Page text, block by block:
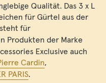
Qualität. Das 3 x L
für Gürtel aus der
für
Produkten der Marke
Exclusive auch
Cardin,
PARIS.